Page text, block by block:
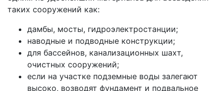
таких сооружений как:
дамбы, мосты, гидроэлектростанции;
наводные и подводные конструкции;
для бассейнов, канализационных шахт,
очистных сооружений;
если на участке подземные воды залегают
высоко, возводят фундамент и подвальное